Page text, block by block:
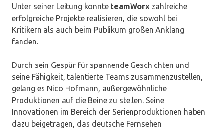
Unter seiner Leitung konnte teamWorx zahlreiche
erfolgreiche Projekte realisieren, die sowohl bei
Kritikern als auch beim Publikum großen Anklang
fanden.
Durch sein Gespür für spannende Geschichten und
seine Fähigkeit, talentierte Teams zusammenzustellen,
gelang es Nico Hofmann, außergewöhnliche
Produktionen auf die Beine zu stellen. Seine
Innovationen im Bereich der Serienproduktionen haben
dazu beigetragen, das deutsche Fernsehen